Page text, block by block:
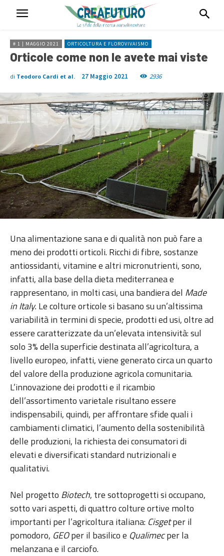
# 1 | MAGGIO 2021 ORTICOLTURA E FLOROVIVAISMO
Orticole come non le avete mai viste
di Teodoro Cardi et al. 27 Maggio 2021 2936
Una alimentazione sana e di qualità non può fare a
meno dei prodotti orticoli. Ricchi di fibre, sostanze
antiossidanti, vitamine e altri micronutrienti, sono,
infatti, alla base della dieta mediterranea e
rappresentano, in molti casi, una bandiera del Made
in Italy. Le colture orticole si basano su un’altissima
variabilità in termini di specie, prodotti ed usi, oltre ad
essere caratterizzate da un’elevata intensività: sul
solo 3% della superficie destinata all’agricoltura, a
livello europeo, infatti, viene generato circa un quarto
del valore della produzione agricola comunitaria.
L’innovazione dei prodotti e il ricambio
dell’assortimento varietale risultano essere
indispensabili, quindi, per affrontare sfide quali i
cambiamenti climatici, l’aumento della sostenibilità
delle produzioni, la richiesta dei consumatori di
elevati e diversificati standard nutrizionali e
qualitativi.
Nel progetto Biotech, tre sottoprogetti si occupano,
sotto vari aspetti, di quattro colture ortive molto
importanti per l’agricoltura italiana: Cisgetper il
pomodoro, GEOper il basilico e Qualimecper la
melanzana e il carciofo.